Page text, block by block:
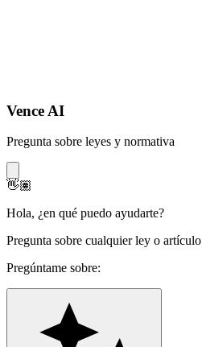
Vence AI
Pregunta sobre leyes y normativa
👋🏽
Hola, ¿en qué puedo ayudarte?
Pregunta sobre cualquier ley o artículo
Pregúntame sobre: